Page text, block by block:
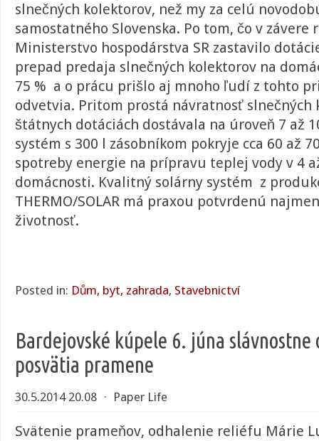
slnečných kolektorov, než my za celú
samostatného Slovenska. Po tom, čo v závere
Ministerstvo hospodárstva SR zastavilo
prepad predaja slnečných kolektorov na
75 % a o prácu prišlo aj mnoho ľudí z tohto
odvetvia. Pritom prostá návratnosť slnečných
štátnych dotáciách dostávala na úroveň 7 až
systém s 300 l zásobníkom pokryje cca 60 až
spotreby energie na prípravu teplej vody v 4
domácnosti. Kvalitný solárny systém z
THERMO/SOLAR má praxou potvrdenú
životnosť.
Posted in: Dům, byt, zahrada, Stavebnictví
Bardejovské kúpele 6. júna slávnostne
posvätia pramene
30.5.2014 20.08 ⋅ Paper Life
Svätenie prameňov, odhalenie reliéfu Márie